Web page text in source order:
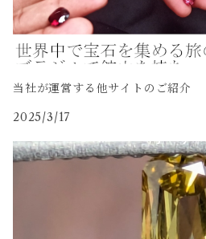
当社が運営する他サイトのご紹介
2025/3/17